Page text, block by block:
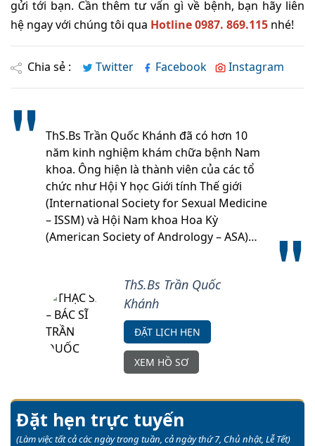
gửi tới bạn. Cần thêm tư vấn gì về bệnh, bạn hãy liên
hệ ngay với chúng tôi qua Hotline 0987. 869.115 nhé!
Chia sẻ : Twitter Facebook Instagram
ThS.Bs Trần Quốc Khánh đã có hơn 10
năm kinh nghiệm khám chữa bệnh Nam
khoa. Ông hiện là thành viên của các tổ
chức như Hội Y học Giới tính Thế giới
(International Society for Sexual Medicine
– ISSM) và Hội Nam khoa Hoa Kỳ
(American Society of Andrology – ASA)…
ThS.Bs Trần Quốc
Khánh
ĐẶT LỊCH HẸN
XEM HỒ SƠ
Đặt hẹn trực tuyến
(Làm việc tất cả các ngày trong tuần, cả ngày thứ 7, Chủ nhật, Lễ Tết)